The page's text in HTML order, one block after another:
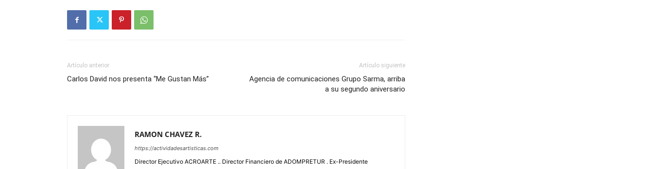
Artículo anterior
Carlos David nos presenta “Me Gustan Más”
Artículo siguiente
Agencia de comunicaciones Grupo Sarma, arriba
a su segundo aniversario
RAMON CHAVEZ R.
https://actividadesartisticas.com
Director Ejecutivo ACROARTE .. Director Financiero de ADOMPRETUR . Ex-Presidente